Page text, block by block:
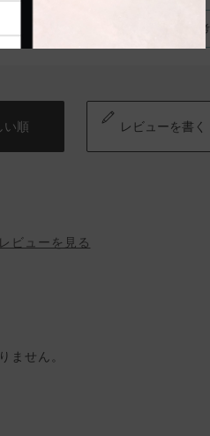
参
い順 レビューを書く
ビューを見る
ません。